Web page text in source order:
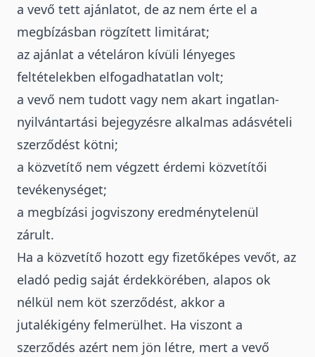
a vevő tett ajánlatot, de az nem érte el a
megbízásban rögzített limitárat;
az ajánlat a vételáron kívüli lényeges
feltételekben elfogadhatatlan volt;
a vevő nem tudott vagy nem akart ingatlan-
nyilvántartási bejegyzésre alkalmas adásvételi
szerződést kötni;
a közvetítő nem végzett érdemi közvetítői
tevékenységet;
a megbízási jogviszony eredménytelenül
zárult.
Ha a közvetítő hozott egy fizetőképes vevőt, az
eladó pedig saját érdekkörében, alapos ok
nélkül nem köt szerződést, akkor a
jutalékigény felmerülhet. Ha viszont a
szerződés azért nem jön létre, mert a vevő